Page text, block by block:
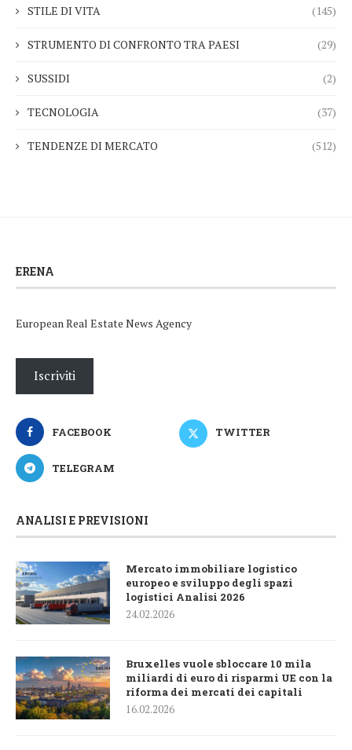
STILE DI VITA (145)
STRUMENTO DI CONFRONTO TRA PAESI (29)
SUSSIDI (2)
TECNOLOGIA (37)
TENDENZE DI MERCATO (512)
ERENA
European Real Estate News Agency
Iscriviti
FACEBOOK TWITTER
TELEGRAM
ANALISI E PREVISIONI
Mercato immobiliare logistico
europeo e sviluppo degli spazi
logistici Analisi 2026
24.02.2026
Bruxelles vuole sbloccare 10 mila
miliardi di euro di risparmi UE con la
riforma dei mercati dei capitali
16.02.2026